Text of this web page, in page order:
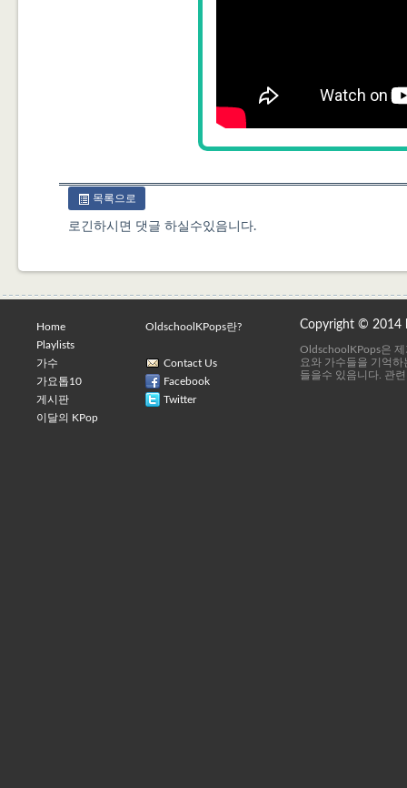
목록으로
로긴하시면 댓글 하실수있음니다.
Home
Playlists
가수
가요톱10
게시판
이달의 KPop
OldschoolKPops란?
Contact Us
Facebook
Twitter
Copyright © 2014
OldschoolKPops은
요와 가수들을 기억
들을수 있음니다. 관